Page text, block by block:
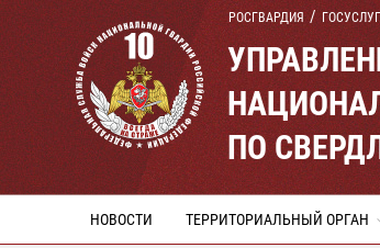
РОСГВАРДИЯ
ПО
НОВОСТИ ТЕРРИТОРИАЛЬНЫЙ ОРГАН